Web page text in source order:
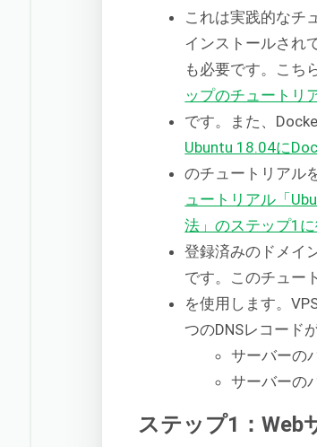
これは実践的なチ
インストールされ
も必要です。こち
ップのチュートリ
です。また、
Ubuntu 18.04に
のチュートリアル
ュートリアル「
法」のステップ1に
登録済みのドメイ
です。このチュー
を使用します。
つのDNSレコード
サーバーの
サーバーの
ステップ1：Web